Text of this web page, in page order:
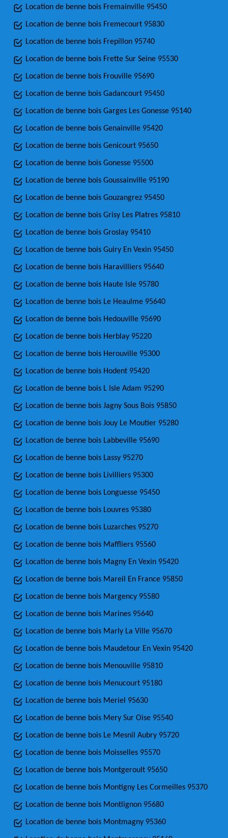
Location de benne bois Fremainville 95450
Location de benne bois Fremecourt 95830
Location de benne bois Frepillon 95740
Location de benne bois Frette Sur Seine 95530
Location de benne bois Frouville 95690
Location de benne bois Gadancourt 95450
Location de benne bois Garges Les Gonesse 95140
Location de benne bois Genainville 95420
Location de benne bois Genicourt 95650
Location de benne bois Gonesse 95500
Location de benne bois Goussainville 95190
Location de benne bois Gouzangrez 95450
Location de benne bois Grisy Les Platres 95810
Location de benne bois Groslay 95410
Location de benne bois Guiry En Vexin 95450
Location de benne bois Haravilliers 95640
Location de benne bois Haute Isle 95780
Location de benne bois Le Heaulme 95640
Location de benne bois Hedouville 95690
Location de benne bois Herblay 95220
Location de benne bois Herouville 95300
Location de benne bois Hodent 95420
Location de benne bois L Isle Adam 95290
Location de benne bois Jagny Sous Bois 95850
Location de benne bois Jouy Le Moutier 95280
Location de benne bois Labbeville 95690
Location de benne bois Lassy 95270
Location de benne bois Livilliers 95300
Location de benne bois Longuesse 95450
Location de benne bois Louvres 95380
Location de benne bois Luzarches 95270
Location de benne bois Maffliers 95560
Location de benne bois Magny En Vexin 95420
Location de benne bois Mareil En France 95850
Location de benne bois Margency 95580
Location de benne bois Marines 95640
Location de benne bois Marly La Ville 95670
Location de benne bois Maudetour En Vexin 95420
Location de benne bois Menouville 95810
Location de benne bois Menucourt 95180
Location de benne bois Meriel 95630
Location de benne bois Mery Sur Oise 95540
Location de benne bois Le Mesnil Aubry 95720
Location de benne bois Moisselles 95570
Location de benne bois Montgeroult 95650
Location de benne bois Montigny Les Cormeilles 95370
Location de benne bois Montlignon 95680
Location de benne bois Montmagny 95360